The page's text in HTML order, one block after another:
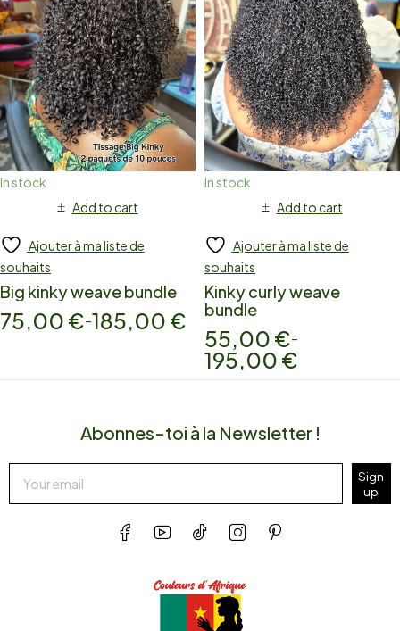
In stock
Add to cart
Ajouter à ma liste de
souhaits
Big kinky weave bundle
75,00 €–185,00 €
In stock
Add to cart
Ajouter à ma liste de
souhaits
Kinky curly weave
bundle
55,00 €–
195,00 €
Abonnes-toi à la Newsletter !
Sign
up